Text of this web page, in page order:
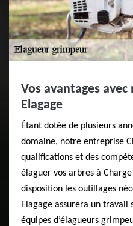
Vos avantages
Elagage
Étant dotée de plusieurs
domaine, notre entreprise
qualifications et des
élaguer vos arbres à
disposition les outillages
Elagage assurera un travail
équipes d’élagueurs